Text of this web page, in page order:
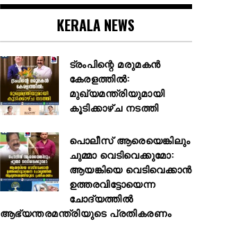
KERALA NEWS
ട്രംപിന്റെ മരുമകൻ
കേരളത്തിൽ:
മുഖ്യമന്ത്രിയുമായി
കൂടിക്കാഴ്ച നടത്തി
പൊലീസ് ആരെയെങ്കിലും
ചുമ്മാ വെടിവെക്കുമോ:
ആയങ്കിയെ വെടിവെക്കാൻ
ഉത്തരവിട്ടോയെന്ന
ചോദ്യത്തിൽ
ആഭ്യന്തരമന്ത്രിയുടെ പ്രതികരണം